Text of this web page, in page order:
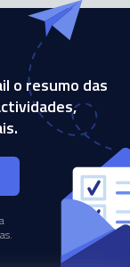
o resumo das